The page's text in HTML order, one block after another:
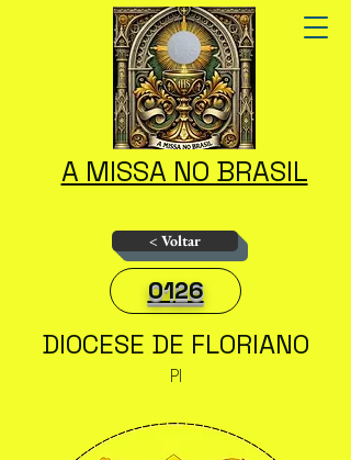
A MISSA NO BRASIL
< Voltar
0126
DIOCESE DE FLORIANO
PI